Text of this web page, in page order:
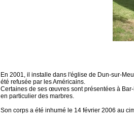
En 2001, il installe dans l'église de Dun-sur-
été refusée par les Américains.
Certaines de ses œuvres sont présentées à
en particulier des marbres.
Son corps a été inhumé le 14 février 2006 au